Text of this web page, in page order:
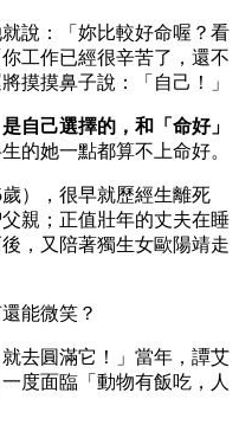
說：「妳比較好命喔？看
工作已經很辛苦了，還不
摸摸鼻子說：「自己！」
自己選擇的，和「命好」
的她一點都算不上命好。
），很早就歷經生離死
親；正值壯年的丈夫在睡
，又陪著獨生女歐陽靖走
能微笑？
去圓滿它！」當年，譚艾
度面臨「動物有飯吃，人